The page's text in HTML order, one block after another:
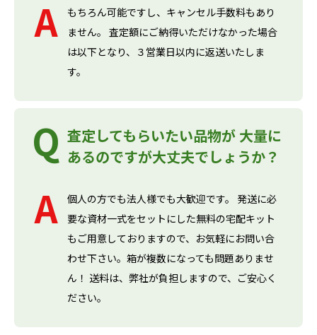
もちろん可能ですし、キャンセル手数料もあり
ません。 査定額にご納得いただけなかった場合
は以下となり、３営業日以内に返送いたしま
す。
査定してもらいたい品物が 大量に
あるのですが大丈夫でしょうか？
個人の方でも法人様でも大歓迎です。 発送に必
要な資材一式をセットにした無料の宅配キット
もご用意しておりますので、お気軽にお問い合
わせ下さい。箱が複数になっても問題ありませ
ん！ 送料は、弊社が負担しますので、ご安心く
ださい。